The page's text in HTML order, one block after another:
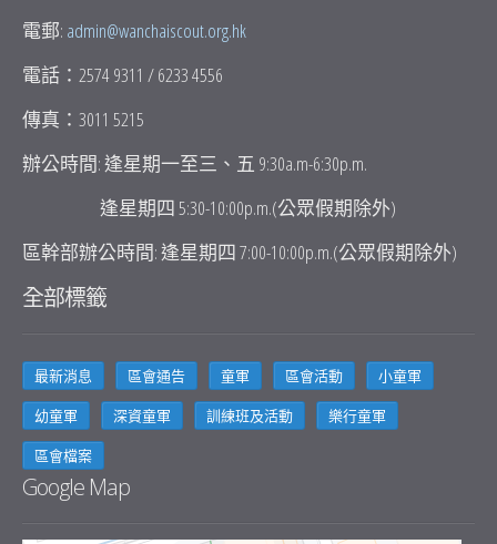
電郵: admin@wanchaiscout.org.hk
電話：2574 9311 / 6233 4556
傳真：3011 5215
辦公時間: 逢星期一至三、五 9:30a.m-6:30p.m.
逢星期四 5:30-10:00p.m.(公眾假期除外)
區幹部辦公時間: 逢星期四 7:00-10:00p.m.(公眾假期除外)
全部標籤
最新消息 區會通告 童軍 區會活動
小童軍
幼童軍
深資童軍 訓練班及活動
樂行童軍
區會檔案
Google Map